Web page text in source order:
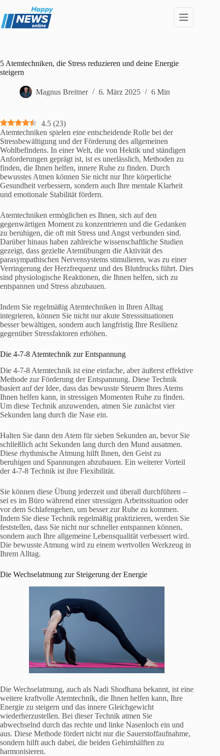
Inhalt
springen
5 Atemtechniken, die Stress reduzieren und deine Energie
steigern
Magnus Breitner 6. März 2025 6 Min
4.5 (23)
Atemtechniken spielen eine entscheidende Rolle bei der
Stressbewältigung und der Förderung des allgemeinen
Wohlbefindens. In einer Welt, die von Hektik und ständigen
Anforderungen geprägt ist, ist es unerlässlich, Methoden zu
finden, die Ihnen helfen, innere Ruhe zu finden. Durch
bewusstes Atmen können Sie nicht nur Ihre körperliche
Gesundheit verbessern, sondern auch Ihre mentale Klarheit
und emotionale Stabilität fördern.
Atemtechniken ermöglichen es Ihnen, sich auf den
gegenwärtigen Moment zu konzentrieren und die Gedanken
zu beruhigen, die oft mit Stress und Angst verbunden sind.
Darüber hinaus haben zahlreiche wissenschaftliche Studien
gezeigt, dass gezielte Atemübungen die Aktivität des
parasympathischen Nervensystems stimulieren, was zu einer
Verringerung der Herzfrequenz und des Blutdrucks führt. Dies
sind physiologische Reaktionen, die Ihnen helfen, sich zu
entspannen und Stress abzubauen.
Indem Sie regelmäßig Atemtechniken in Ihren Alltag
integrieren, können Sie nicht nur akute Stresssituationen
besser bewältigen, sondern auch langfristig Ihre Resilienz
gegenüber Stressfaktoren erhöhen.
Die 4-7-8 Atemtechnik zur Entspannung
Die 4-7-8 Atemtechnik ist eine einfache, aber äußerst effektive
Methode zur Förderung der Entspannung. Diese Technik
basiert auf der Idee, dass das bewusste Steuern Ihres Atems
Ihnen helfen kann, in stressigen Momenten Ruhe zu finden.
Um diese Technik anzuwenden, atmen Sie zunächst vier
Sekunden lang durch die Nase ein.
Halten Sie dann den Atem für sieben Sekunden an, bevor Sie
schließlich acht Sekunden lang durch den Mund ausatmen.
Diese rhythmische Atmung hilft Ihnen, den Geist zu
beruhigen und Spannungen abzubauen. Ein weiterer Vorteil
der 4-7-8 Technik ist ihre Flexibilität.
Sie können diese Übung jederzeit und überall durchführen –
sei es im Büro während einer stressigen Arbeitssituation oder
vor dem Schlafengehen, um besser zur Ruhe zu kommen.
Indem Sie diese Technik regelmäßig praktizieren, werden Sie
feststellen, dass Sie nicht nur schneller entspannen können,
sondern auch Ihre allgemeine Lebensqualität verbessert wird.
Die bewusste Atmung wird zu einem wertvollen Werkzeug in
Ihrem Alltag.
Die Wechselatmung zur Steigerung der Energie
Die Wechselatmung, auch als Nadi Shodhana bekannt, ist eine
weitere kraftvolle Atemtechnik, die Ihnen helfen kann, Ihre
Energie zu steigern und das innere Gleichgewicht
wiederherzustellen. Bei dieser Technik atmen Sie
abwechselnd durch das rechte und linke Nasenloch ein und
aus. Diese Methode fördert nicht nur die Sauerstoffaufnahme,
sondern hilft auch dabei, die beiden Gehirnhälften zu
harmonisieren.